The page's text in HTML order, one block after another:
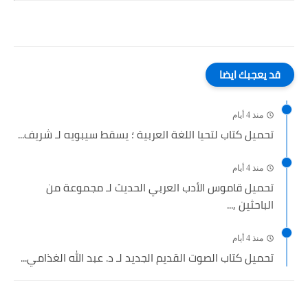
قد يعجبك ايضا
منذ 4 أيام
تحميل كتاب لتحيا اللغة العربية ؛ يسقط سيبويه لـ شريف...
منذ 4 أيام
تحميل قاموس الأدب العربي الحديث لـ مجموعة من
الباحثين ,...
منذ 4 أيام
تحميل كتاب الصوت القديم الجديد لـ د. عبد الله الغذامي...